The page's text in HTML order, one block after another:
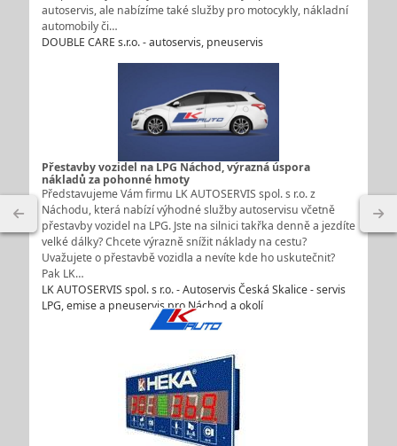
autoservis, ale nabízíme také služby pro motocykly, nákladní
automobily či…
DOUBLE CARE s.r.o. - autoservis, pneuservis
Přestavby vozidel na LPG Náchod, výrazná úspora
nákladů za pohonné hmoty
Představujeme Vám firmu LK AUTOSERVIS spol. s r.o. z
Náchodu, která nabízí výhodné služby autoservisu včetně
přestavby vozidel na LPG. Jste na silnici takřka denně a jezdíte
velké dálky? Chcete výrazně snížit náklady na cestu?
Uvažujete o přestavbě vozidla a nevíte kde ho uskutečnit?
Pak LK…
LK AUTOSERVIS spol. s r.o. - Autoservis Česká Skalice - servis
LPG, emise a pneuservis pro Náchod a okolí